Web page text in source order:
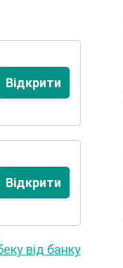
Відкрити
Відкрити
від банку